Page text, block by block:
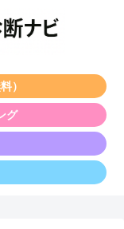
）
グ